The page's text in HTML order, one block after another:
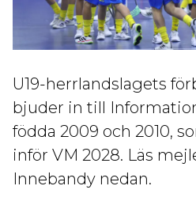
U19-herrlandslagets
bjuder in till
födda 2009 och 2010,
inför VM 2028. Läs
Innebandy nedan.